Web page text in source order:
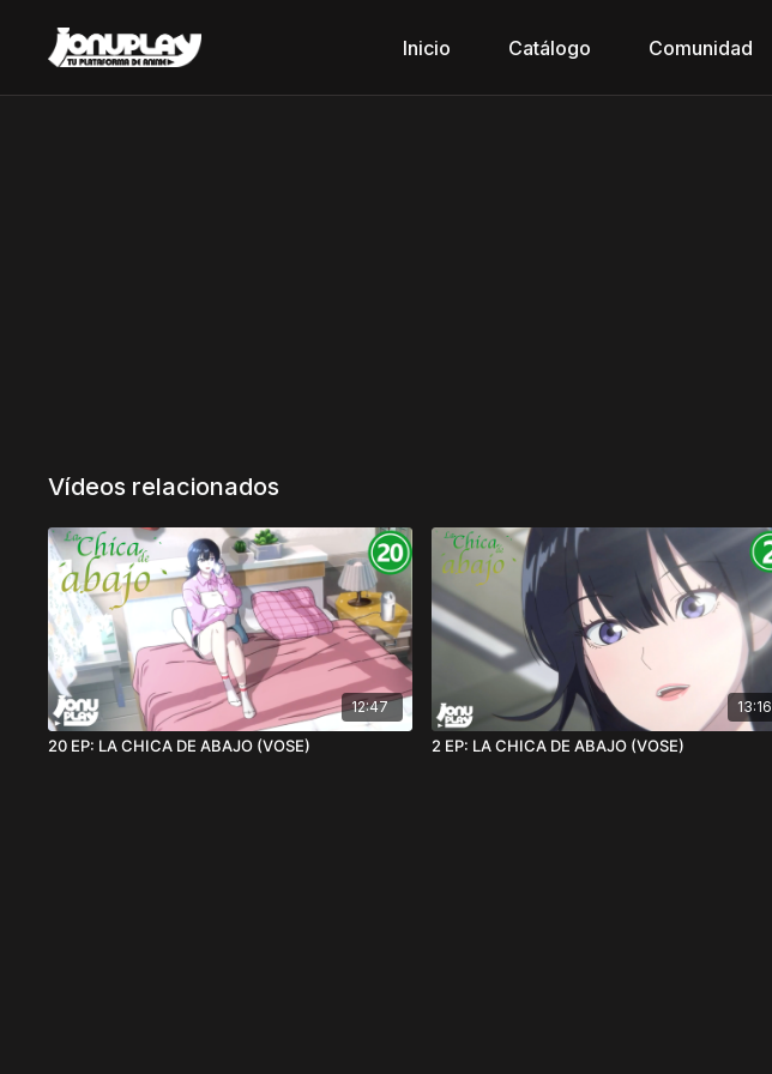
Inicio Catálogo Comunidad
Vídeos relacionados
12:47
20 EP: LA CHICA DE ABAJO (VOSE)
13:16
2 EP: LA CHICA DE ABAJO (VOSE)